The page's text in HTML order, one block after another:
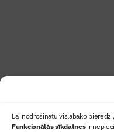
Lai nodrošinātu vislabāko
Funkcionālās sīkdatnesir